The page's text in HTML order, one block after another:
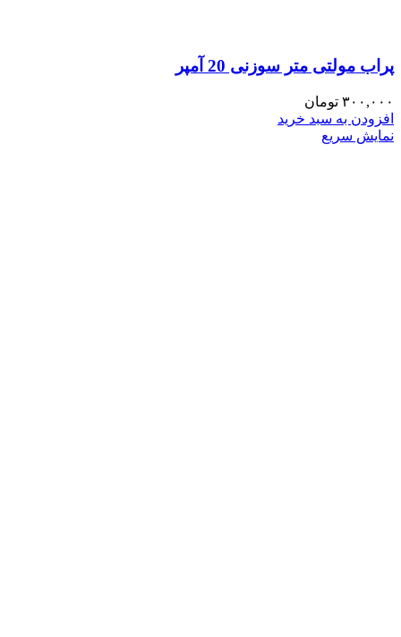
پراب مولتی متر سوزنی 20 آمپر
۳۰۰,۰۰۰ تومان
افزودن به سبد خرید
نمایش سریع